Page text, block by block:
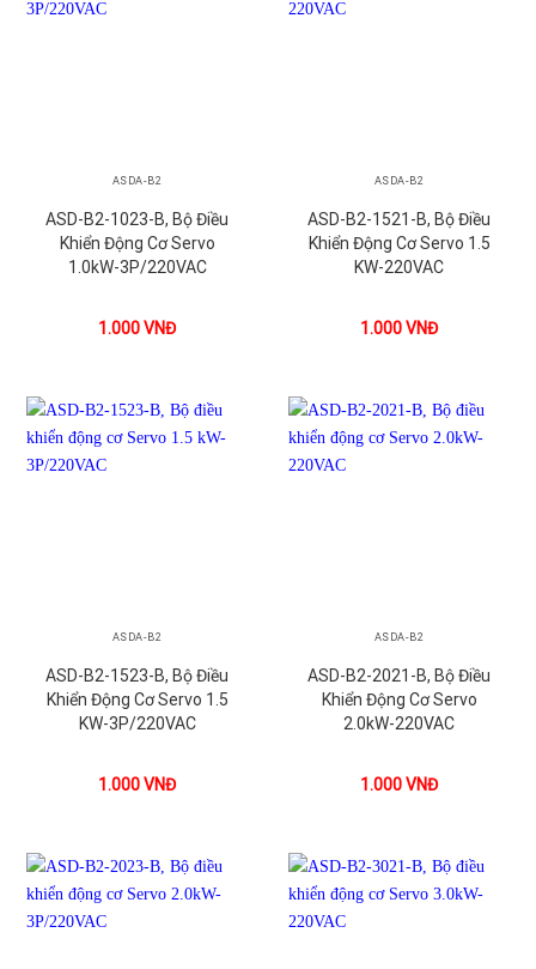
ASDA-B2
ASD-B2-1023-B, Bộ Điều
Khiển Động Cơ Servo
1.0kW-3P/220VAC
1.000VNĐ
ASDA-B2
ASD-B2-1521-B, Bộ Điều
Khiển Động Cơ Servo 1.5
KW-220VAC
1.000VNĐ
ASDA-B2
ASD-B2-1523-B, Bộ Điều
Khiển Động Cơ Servo 1.5
KW-3P/220VAC
1.000VNĐ
ASDA-B2
ASD-B2-2021-B, Bộ Điều
Khiển Động Cơ Servo
2.0kW-220VAC
1.000VNĐ